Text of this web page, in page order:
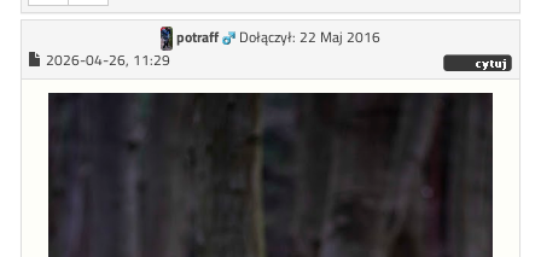
potraff
Dołączył: 22 Maj 2016
2026-04-26, 11:29